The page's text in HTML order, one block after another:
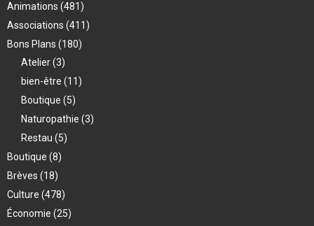
Animations (481)
Associations (411)
Bons Plans (180)
Atelier(3)
bien-être (11)
Boutique (5)
Naturopathie (3)
Restau (5)
Boutique (8)
Brèves (18)
Culture (478)
Économie (25)